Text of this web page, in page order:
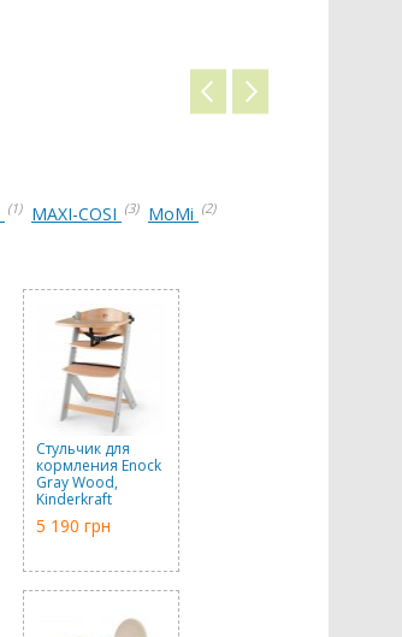
(1) MAXI-COSI (3) MoMi (2)
Стульчик для
кормления Enock
Gray Wood,
Kinderkraft
(деревянный
серые ноги)
5 190 грн